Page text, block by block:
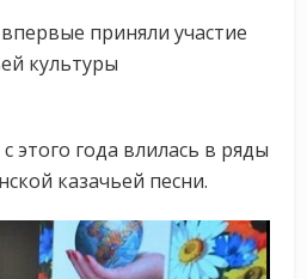
приняли участие
культуры
этого года влилась в ряды
казачьей песни.